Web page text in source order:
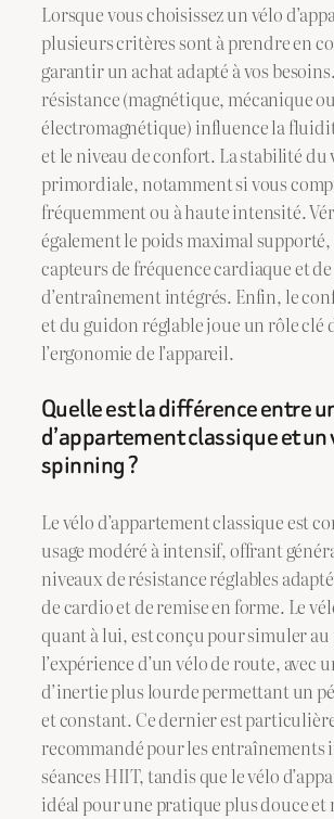
Lorsque vous choisissez un vélo
plusieurs critères sont à prendre en
garantir un achat adapté à vos
résistance (magnétique, mécanique ou
électromagnétique) influence la
et le niveau de confort. La stabilité du
primordiale, notamment si vous
fréquemment ou à haute intensité.
également le poids maximal supporté,
capteurs de fréquence cardiaque et
d’entraînement intégrés. Enfin, le
et du guidon réglable joue un rôle clé
l’ergonomie de l’appareil.
Quelle est la différence entre
d’appartement classique et un
spinning ?
Le vélo d’appartement classique est
usage modéré à intensif, offrant
niveaux de résistance réglables
de cardio et de remise en forme. Le
quant à lui, est conçu pour simuler au
l’expérience d’un vélo de route, avec
d’inertie plus lourde permettant un
et constant. Ce dernier est
recommandé pour les entraînements
séances HIIT, tandis que le vélo
idéal pour une pratique plus douce et